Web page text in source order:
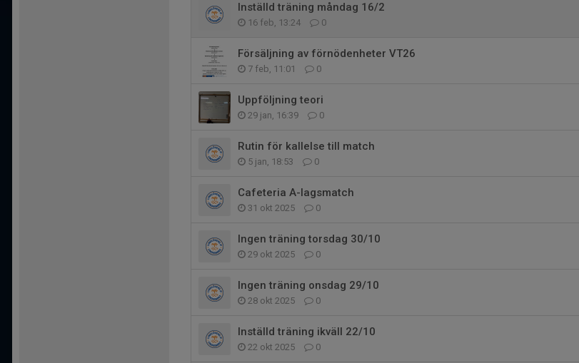
Inställd träning måndag 16/2
16 feb, 13:24 0
Försäljning av förnödenheter VT26
7 feb, 11:01 0
Uppföljning teori
29 jan, 16:39 0
Rutin för kallelse till match
5 jan, 18:53 0
Cafeteria A-lagsmatch
31 okt 2025 0
Ingen träning torsdag 30/10
29 okt 2025 0
Ingen träning onsdag 29/10
28 okt 2025 0
Inställd träning ikväll 22/10
22 okt 2025 0